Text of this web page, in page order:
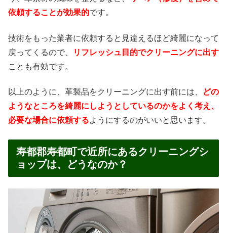
依頼することが効果的です。
技術をもった業者に依頼すると見違えるほど綺麗になって
戻ってくるので、
リフレッシュ目的でクリーニングに出す
ことも有効です。
以上のように、革製品をクリーニングに出す前には、
どの
ようなところを綺麗にしようとしているのかをよく考え、
必要な場合に依頼するようにするのがいいと思います。
寿都郡寿都町で近所にあるクリーニングシ
ョップは、どうなのか？